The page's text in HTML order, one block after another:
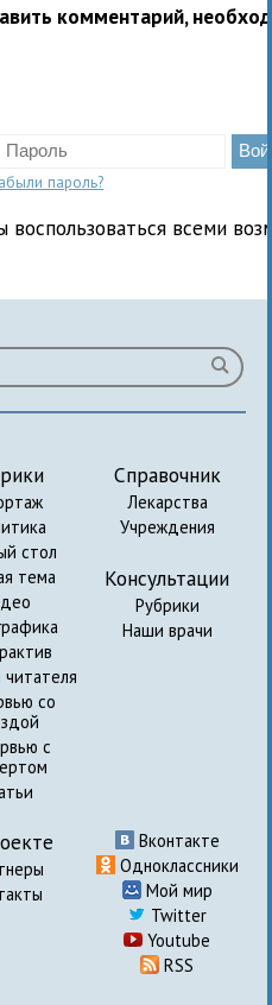
комментарий,
пароль?
воспользоваться всеми
стол
тема
со
с
Справочник
Лекарства
Учреждения
Консультации
Рубрики
Наши врачи
Вконтакте
Одноклассники
Мой мир
Twitter
Youtube
RSS